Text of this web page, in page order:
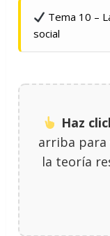
Tema 10 –
social
Haz
arriba para
la teoría